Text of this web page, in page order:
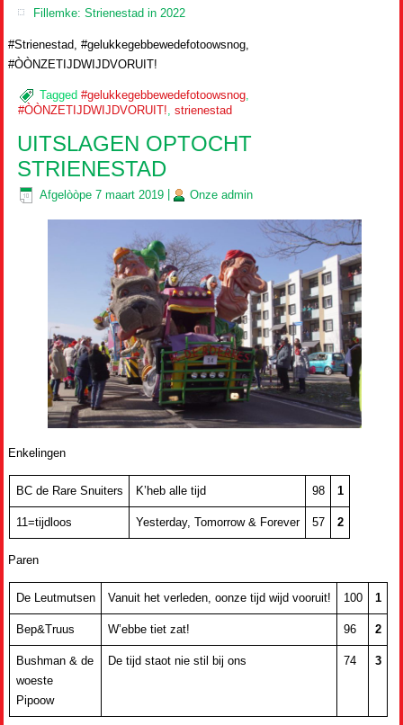
Fillemke: Strienestad in 2022
#Strienestad, #gelukkegebbewedefotoowsnog,
#ÒÒNZETIJDWIJDVORUIT!
Tagged #gelukkegebbewedefotoowsnog
#ÒÒNZETIJDWIJDVORUIT!,strienestad
UITSLAGEN OPTOCHT
STRIENESTAD
Afgelòòpe 7 maart 2019 Onze admin
Enkelingen
BC de Rare Snuiters K’heb alle tijd 98 1
11=tijdloos Yesterday, Tomorrow & Forever 57 2
Paren
De Leutmutsen Vanuit het verleden, oonze tijd wijd vooruit! 100 1
Bep&Truus W’ebbe tiet zat! 96 2
Bushman & de
woeste
Pipoow
De tijd staot nie stil bij ons 74 3